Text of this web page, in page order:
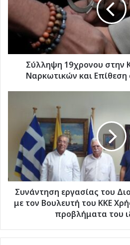
για
Διακίνηση
Ναρκωτικών
Επίθεση
Αστυνομικούς
Σύλληψη 19χρονου στην
Ναρκωτικών και Επίθεση
εργασίας
Διοικητή
του
Ρόδου
τον
Βουλευτή
του
Κατσώτη
Συνάντηση εργασίας του
με τον Βουλευτή του ΚΚΕ
προβλήματα του